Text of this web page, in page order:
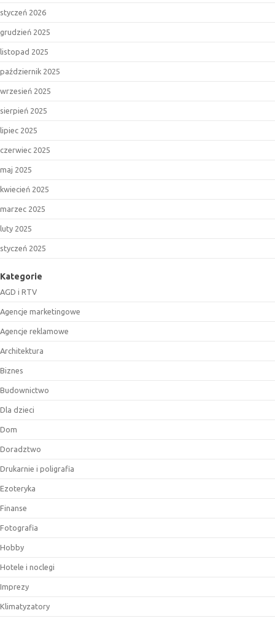
styczeń 2026
grudzień 2025
listopad 2025
październik 2025
wrzesień 2025
sierpień 2025
lipiec 2025
czerwiec 2025
maj 2025
kwiecień 2025
marzec 2025
luty 2025
styczeń 2025
Kategorie
AGD i RTV
Agencje marketingowe
Agencje reklamowe
Architektura
Biznes
Budownictwo
Dla dzieci
Dom
Doradztwo
Drukarnie i poligrafia
Ezoteryka
Finanse
Fotografia
Hobby
Hotele i noclegi
Imprezy
Klimatyzatory